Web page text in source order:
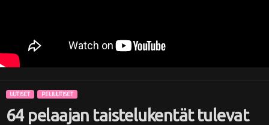
w
UUTISET PELIUUTISET
64 pelaajan taistelukentät tulevat